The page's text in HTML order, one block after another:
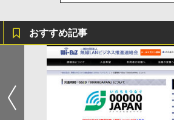
おすすめ記事